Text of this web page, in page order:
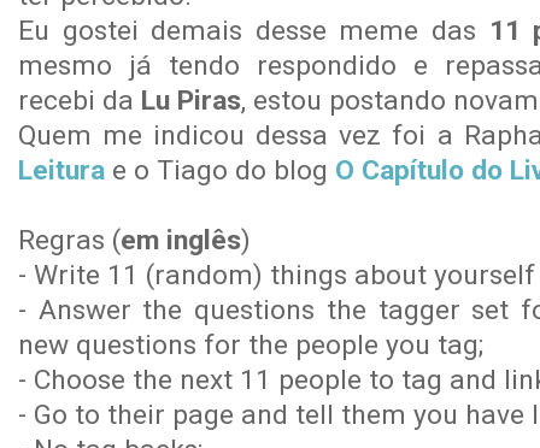
Eu gostei demais desse meme das 11
mesmo já tendo respondido e
recebi da Lu Piras, estou postando
Quem me indicou dessa vez foi a
Leitura e o Tiago do blog O Capítulo do
Regras (em inglês)
- Write 11 (random) things about
- Answer the questions the tagger set
new questions for the people you tag;
- Choose the next 11 people to tag and
- Go to their page and tell them you have